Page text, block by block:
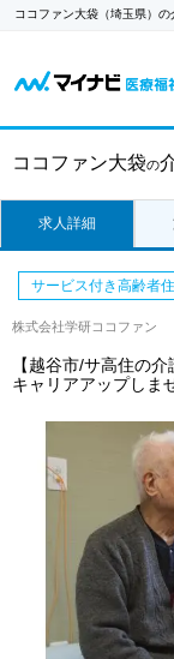
ココファン大袋（埼玉県）
ココファン大袋の
求人詳細
サービス付き高齢者
株式会社学研ココファン
【越谷市/サ高住の
キャリアアップしま